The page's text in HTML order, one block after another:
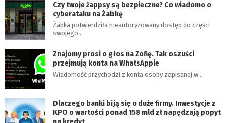
Czy twoje żappsy są bezpieczne? Co wiadomo o
cyberataku na Żabkę
Żabka potwierdziła nieautoryzowany dostęp do części
swojego…
Znajomy prosi o głos na Zofię. Tak oszuści
przejmują konta na WhatsAppie
Wiadomość przychodzi z konta osoby zapisanej w…
Dlaczego banki biją się o duże firmy. Inwestycje z
KPO o wartości ponad 158 mld zł napędzają popyt